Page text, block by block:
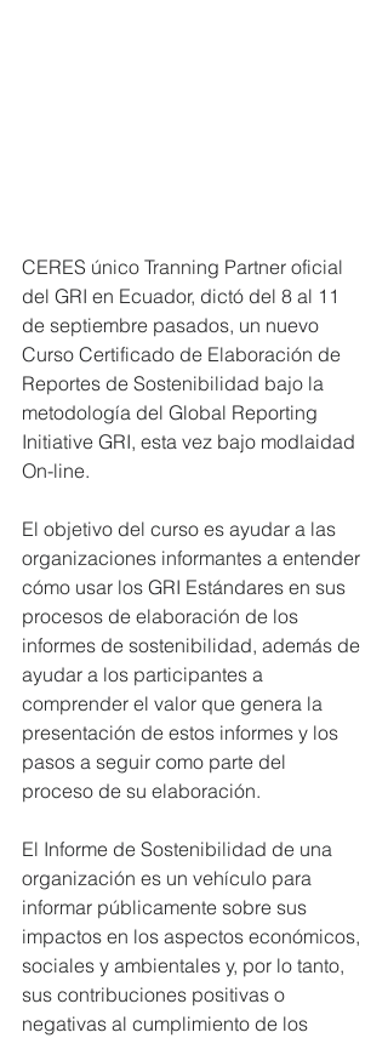
CERES único Tranning Partner oficial
del GRI en Ecuador, dictó del 8 al 11
de septiembre pasados, un nuevo
Curso Certificado de Elaboración de
Reportes de Sostenibilidad bajo la
metodología del Global Reporting
Initiative GRI, esta vez bajo modlaidad
On-line.
El objetivo del curso es ayudar a las
organizaciones informantes a entender
cómo usar los GRI Estándares en sus
procesos de elaboración de los
informes de sostenibilidad, además de
ayudar a los participantes a
comprender el valor que genera la
presentación de estos informes y los
pasos a seguir como parte del
proceso de su elaboración.
El Informe de Sostenibilidad de una
organización es un vehículo para
informar públicamente sobre sus
impactos en los aspectos económicos,
sociales y ambientales y, por lo tanto,
sus contribuciones positivas o
negativas al cumplimiento de los